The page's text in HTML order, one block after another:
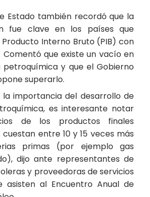
Estado también recordó que la
fue clave en los países que
Interno Bruto (PIB) con
Comentó que existe un vacío en
y que el Gobierno
superarlo.
importancia del desarrollo de
es interesante notar
de los productos finales
entre 10 y 15 veces más
primas (por ejemplo gas
dijo ante representantes de
y proveedoras de servicios
asisten al Encuentro Anual de